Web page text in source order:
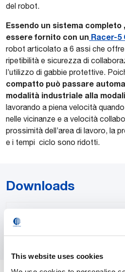
This website uses cookies
del robot.
Essendo un sistema completo
essere fornito con un Racer-5
robot articolato a 6 assi che
ripetibilità e sicurezza di
l’utilizzo di gabbie protettive.
compatto può passare
modalità industriale alla
lavorando a piena velocità
nelle vicinanze e a velocità
prossimità dell’area di lavoro, la
e i tempi ciclo sono ridotti.
Downloads